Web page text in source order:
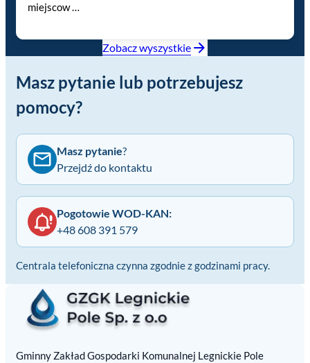
miejscow …
Zobacz wyszystkie
Masz pytanie lub potrzebujesz
pomocy?
Masz pytanie?
Przejdź do kontaktu
Pogotowie WOD-KAN:
+48 608 391 579
Centrala telefoniczna czynna zgodnie z godzinami pracy.
Gminny Zakład Gospodarki Komunalnej Legnickie Pole